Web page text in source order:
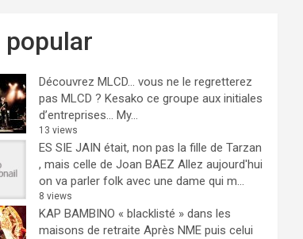
popular
Découvrez MLCD… vous ne le regretterez
pas MLCD ? Kesako ce groupe aux initiales
d’entreprises… My...
13 views
ES SIE JAIN était, non pas la fille de Tarzan
, mais celle de Joan BAEZ Allez aujourd'hui
on va parler folk avec une dame qui m...
8 views
KAP BAMBINO « blacklisté » dans les
maisons de retraite Après NME puis celui